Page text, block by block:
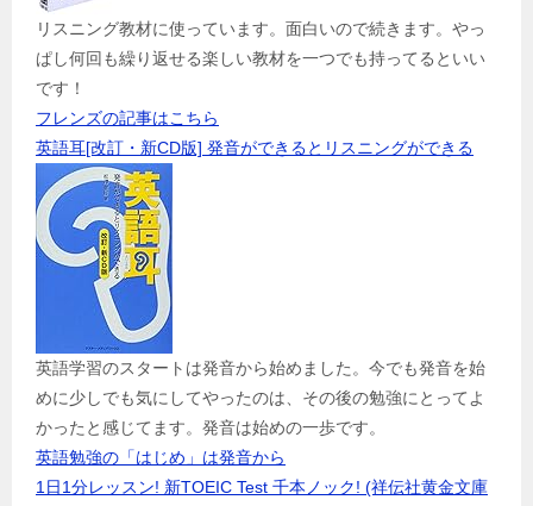
リスニング教材に使っています。面白いので続きます。やっ
ぱし何回も繰り返せる楽しい教材を一つでも持ってるといい
です！
フレンズの記事はこちら
英語耳[改訂・新CD版] 発音ができるとリスニングができる
英語学習のスタートは発音から始めました。今でも発音を始
めに少しでも気にしてやったのは、その後の勉強にとってよ
かったと感じてます。発音は始めの一歩です。
英語勉強の「はじめ」は発音から
1日1分レッスン! 新TOEIC Test 千本ノック! (祥伝社黄金文庫